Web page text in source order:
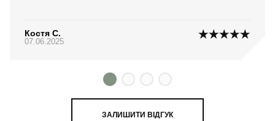
Костя С.
07.06.2025
ЗАЛИШИТИ ВІДГУК